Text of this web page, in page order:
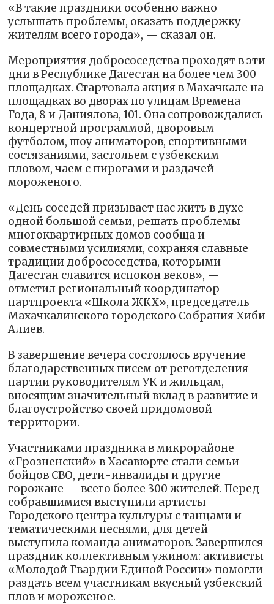
«В такие праздники особенно важно
услышать проблемы, оказать поддержку
жителям всего города», — сказал он.
Мероприятия добрососедства проходят в эти
дни в Республике Дагестан на более чем 300
площадках. Стартовала акция в Махачкале на
площадках во дворах по улицам Времена
Года, 8 и Даниялова, 101. Она сопровождались
концертной программой, дворовым
футболом, шоу аниматоров, спортивными
состязаниями, застольем с узбекским
пловом, чаем с пирогами и раздачей
мороженого.
«День соседей призывает нас жить в духе
одной большой семьи, решать проблемы
многоквартирных домов сообща и
совместными усилиями, сохраняя славные
традиции добрососедства, которыми
Дагестан славится испокон веков», —
отметил региональный координатор
партпроекта «Школа ЖКХ», председатель
Махачкалинского городского Собрания Хиби
Алиев.
В завершение вечера состоялось вручение
благодарственных писем от реготделения
партии руководителям УК и жильцам,
вносящим значительный вклад в развитие и
благоустройство своей придомовой
территории.
Участниками праздника в микрорайоне
«Грозненский» в Хасавюрте стали семьи
бойцов СВО, дети-инвалиды и другие
горожане — всего более 300 жителей. Перед
собравшимися выступили артисты
Городского центра культуры с танцами и
тематическими песнями, для детей
выступила команда аниматоров. Завершился
праздник коллективным ужином: активисты
«Молодой Гвардии Единой России» помогли
раздать всем участникам вкусный узбекский
плов и мороженое.